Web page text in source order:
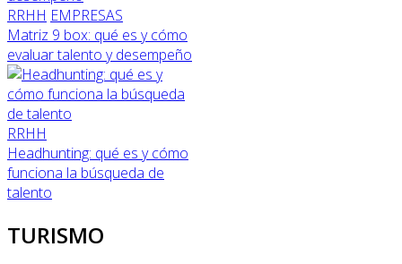
RRHH EMPRESAS
Matriz 9 box: qué es y cómo
evaluar talento y desempeño
RRHH
Headhunting: qué es y cómo
funciona la búsqueda de
talento
TURISMO